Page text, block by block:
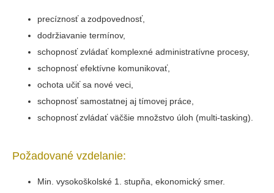
precíznosť a zodpovednosť,
dodržiavanie termínov,
schopnosť zvládať komplexné administratívne procesy,
schopnosť efektívne komunikovať,
ochota učiť sa nové veci,
schopnosť samostatnej aj tímovej práce,
schopnosť zvládať väčšie množstvo úloh (multi-tasking).
Požadované vzdelanie:
Min. vysokoškolské 1. stupňa, ekonomický smer.